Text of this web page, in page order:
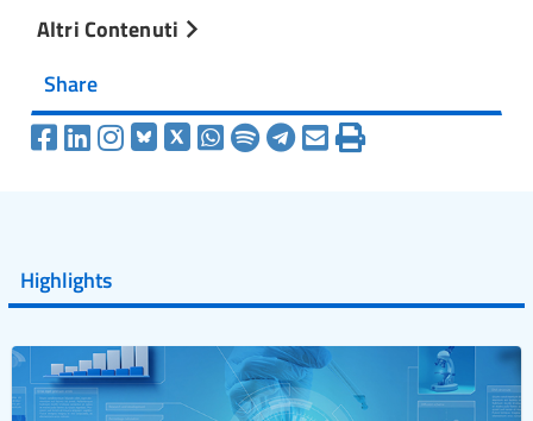
Altri Contenuti
Share
Highlights